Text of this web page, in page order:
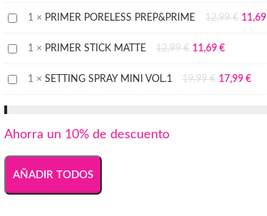
PRIMER
PORELESS
PREP&PRIME
1 × PRIMER PORELESS PREP&PRIME 12,99€ 11,69
PRIMER
STICK
MATTE
1 × PRIMER STICK MATTE 12,99€ 11,69 €
SETTING
SPRAY
1 × SETTING SPRAY MINI VOL.1 19,99€ 17,99 €
Ahorra un 10% de descuento
AÑADIR TODOS